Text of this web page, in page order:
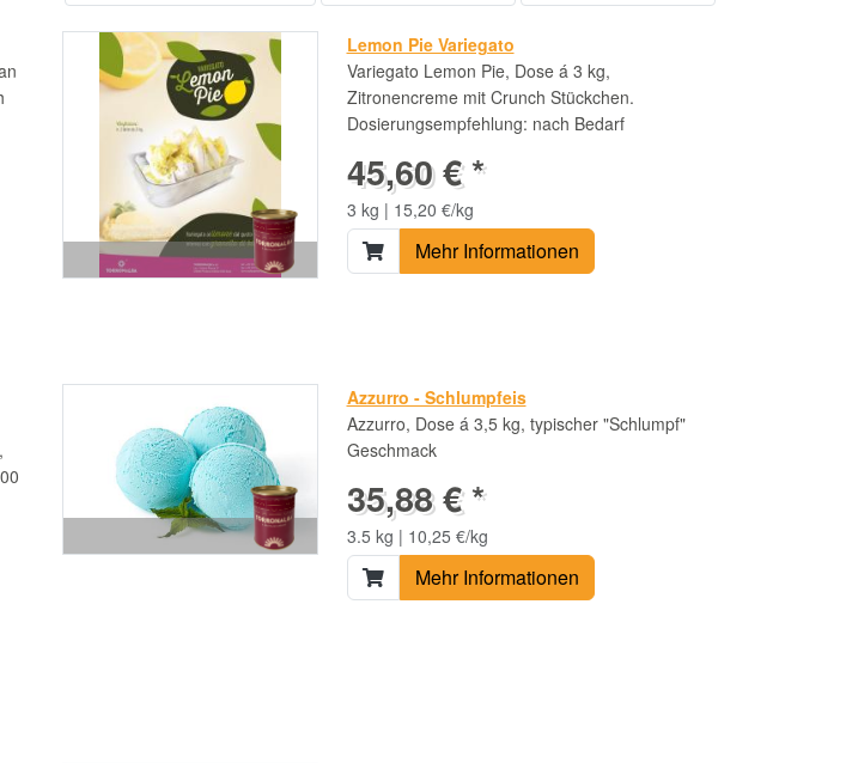
Lemon Pie Variegato
Variegato Lemon Pie, Dose á 3 kg,
Zitronencreme mit Crunch Stückchen.
Dosierungsempfehlung: nach Bedarf
45,60 € *
3 kg | 15,20 €/kg
Mehr Informationen
Azzurro - Schlumpfeis
Azzurro, Dose á 3,5 kg, typischer "Schlumpf"
Geschmack
35,88 € *
3.5 kg | 10,25 €/kg
Mehr Informationen